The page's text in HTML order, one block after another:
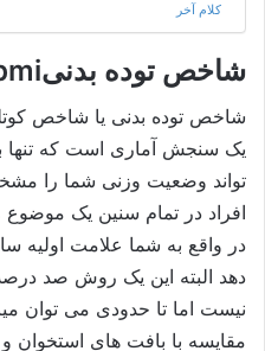
کلام آخر
شاخص توده بدنیbmi
یک سنجش آماری است که تنها
تواند وضعیت وزنی شما را
افراد در تمام سنین یک
در واقع به شما علامت اولیه
دهد البته این یک روش صد
نیست اما تا حدودی می توان
مقایسه با بافت های استخوان